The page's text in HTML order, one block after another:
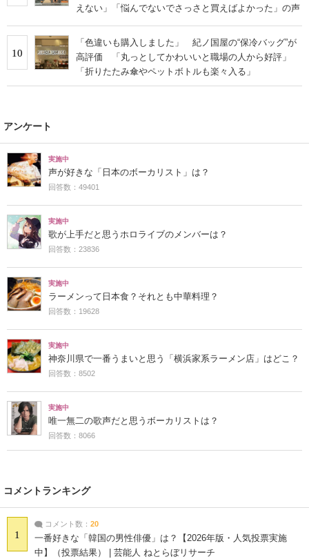
えない」「悩んでないでさっさと買えばよかった」の声
10
「色違いも購入しました」 紀ノ国屋の“保冷バッグ”が
高評価 「丸っとしてかわいいと職場の人から好評」
「折りたたみ傘やペットボトルも楽々入る」
アンケート
実施中
声が好きな「日本のボーカリスト」は？
回答数：49401
実施中
歌が上手だと思うホロライブのメンバーは？
回答数：23836
実施中
ラーメンって日本食？それとも中華料理？
回答数：19628
実施中
神奈川県で一番うまいと思う「横浜家系ラーメン店」はどこ？
回答数：8502
実施中
唯一無二の歌声だと思うボーカリストは？
回答数：8066
コメントランキング
1
コメント数： 20
一番好きな「韓国の男性俳優」は？【2026年版・人気投票実施
中】（投票結果） | 芸能人 ねとらぼリサーチ